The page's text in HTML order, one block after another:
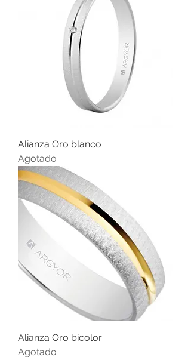
Alianza Oro blanco
Agotado
Alianza Oro bicolor
Agotado